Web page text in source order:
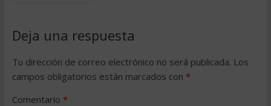
Deja una respuesta
Tu dirección de correo electrónico no será publicada. Los
campos obligatorios están marcados con *
Comentario *